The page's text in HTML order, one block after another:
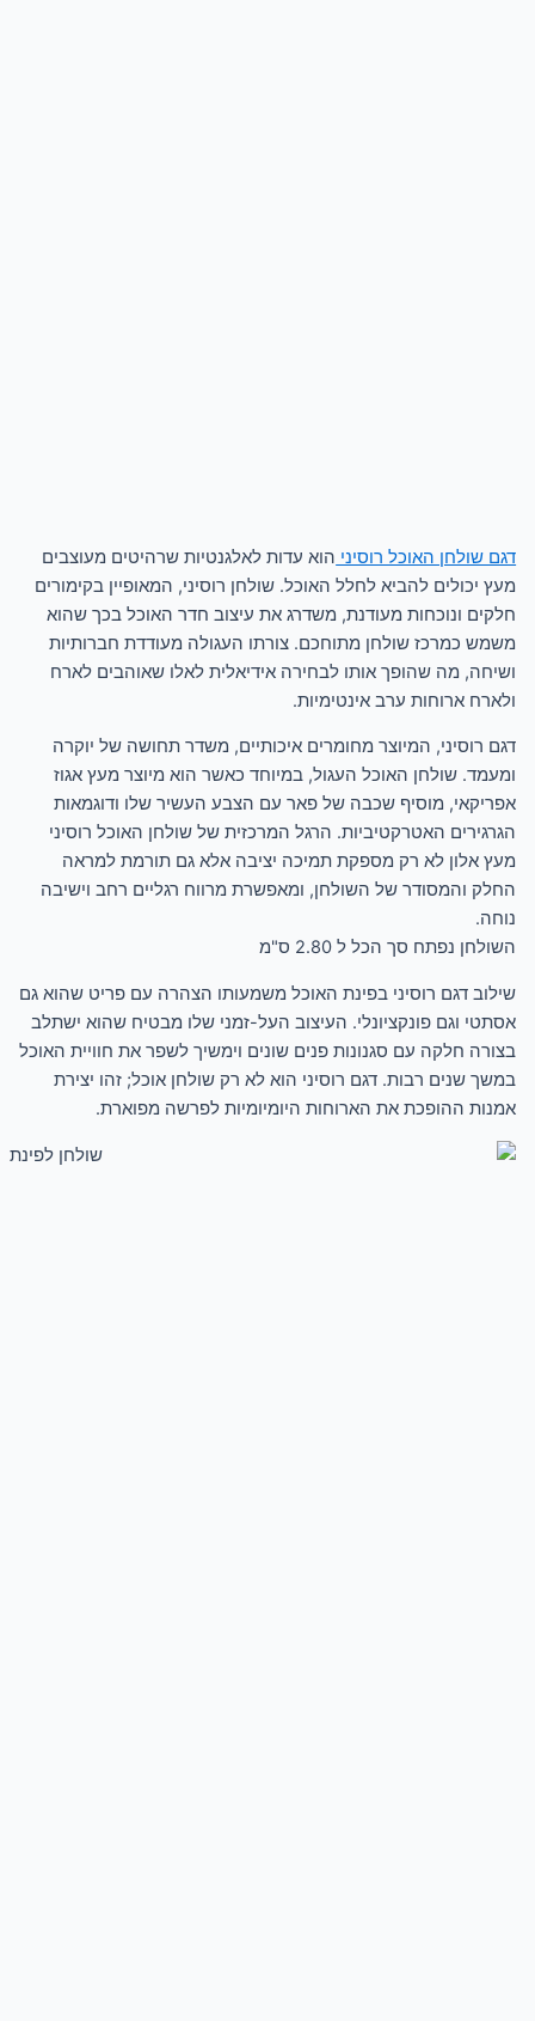
דגם שולחן האוכל רוסיני הוא עדות לאלגנטיות שרהיטים מעוצבים
מעץ יכולים להביא לחלל האוכל. שולחן רוסיני, המאופיין בקימורים
חלקים ונוכחות מעודנת, משדרג את עיצוב חדר האוכל בכך שהוא
משמש כמרכז שולחן מתוחכם. צורתו העגולה מעודדת חברותיות
ושיחה, מה שהופך אותו לבחירה אידיאלית לאלו שאוהבים לארח
ולארח ארוחות ערב אינטימיות.
דגם רוסיני, המיוצר מחומרים איכותיים, משדר תחושה של יוקרה
ומעמד. שולחן האוכל העגול, במיוחד כאשר הוא מיוצר מעץ אגוז
אפריקאי, מוסיף שכבה של פאר עם הצבע העשיר שלו ודוגמאות
הגרגירים האטרקטיביות. הרגל המרכזית של שולחן האוכל רוסיני
מעץ אלון לא רק מספקת תמיכה יציבה אלא גם תורמת למראה
החלק והמסודר של השולחן, ומאפשרת מרווח רגליים רחב וישיבה
נוחה.
השולחן נפתח סך הכל ל 2.80 ס"מ
שילוב דגם רוסיני בפינת האוכל משמעותו הצהרה עם פריט שהוא גם
אסתטי וגם פונקציונלי. העיצוב העל-זמני שלו מבטיח שהוא ישתלב
בצורה חלקה עם סגנונות פנים שונים וימשיך לשפר את חוויית האוכל
במשך שנים רבות. דגם רוסיני הוא לא רק שולחן אוכל; זהו יצירת
אמנות ההופכת את הארוחות היומיומיות לפרשה מפוארת.